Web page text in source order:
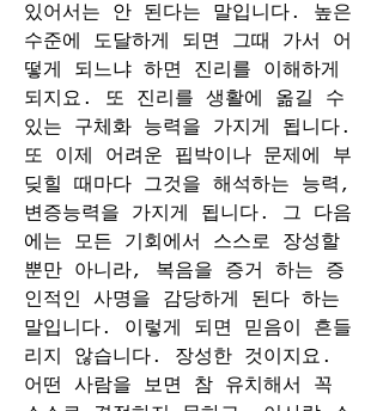
있어서는 안 된다는 말입니다. 높은
수준에 도달하게 되면 그때 가서 어
떻게 되느냐 하면 진리를 이해하게
되지요. 또 진리를 생활에 옮길 수
있는 구체화 능력을 가지게 됩니다.
또 이제 어려운 핍박이나 문제에 부
딪힐 때마다 그것을 해석하는 능력,
변증능력을 가지게 됩니다. 그 다음
에는 모든 기회에서 스스로 장성할
뿐만 아니라, 복음을 증거 하는 증
인적인 사명을 감당하게 된다 하는
말입니다. 이렇게 되면 믿음이 흔들
리지 않습니다. 장성한 것이지요.
어떤 사람을 보면 참 유치해서 꼭